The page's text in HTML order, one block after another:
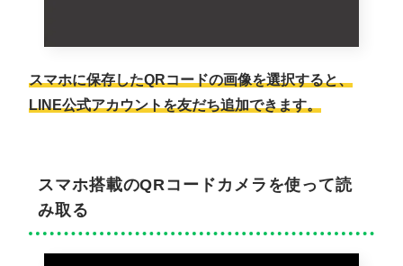
スマホに保存したQRコードの画像を選択すると、
LINE公式アカウントを友だち追加できます。
スマホ搭載のQRコードカメラを使って読
み取る